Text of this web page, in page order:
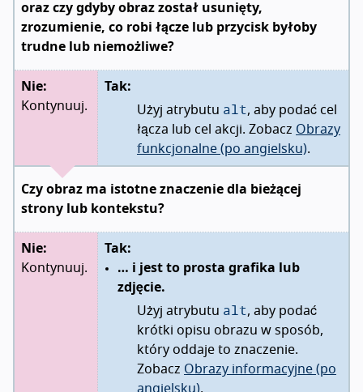
oraz czy gdyby obraz został usunięty,
zrozumienie, co robi łącze lub przycisk byłoby
trudne lub niemożliwe?
Tak:
Użyj atrybutu alt, aby podać cel
łącza lub cel akcji. Zobacz Obrazy
funkcjonalne (po angielsku).
Nie:
Kontynuuj.
Czy obraz ma istotne znaczenie dla bieżącej
strony lub kontekstu?
Tak:
… i jest to prosta grafika lub
zdjęcie.
Użyj atrybutu alt, aby podać
krótki opisu obrazu w sposób,
który oddaje to znaczenie.
Zobacz Obrazy informacyjne (po
angielsku).
Nie:
Kontynuuj.